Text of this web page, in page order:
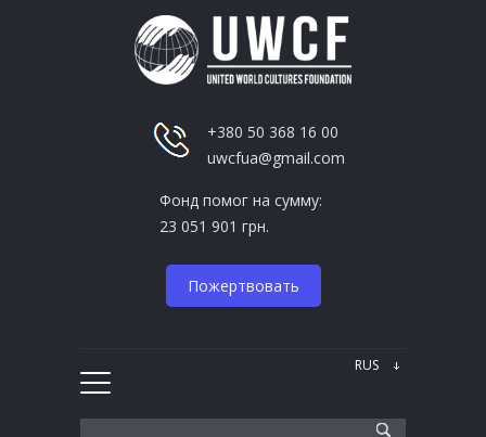
+380 50 368 16 00
uwcfua@gmail.com
Фонд помог на сумму:
23 051 901 грн.
Пожертвовать